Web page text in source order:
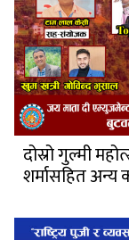
दोस्रो गुल्मी
शर्मासहित अन्य